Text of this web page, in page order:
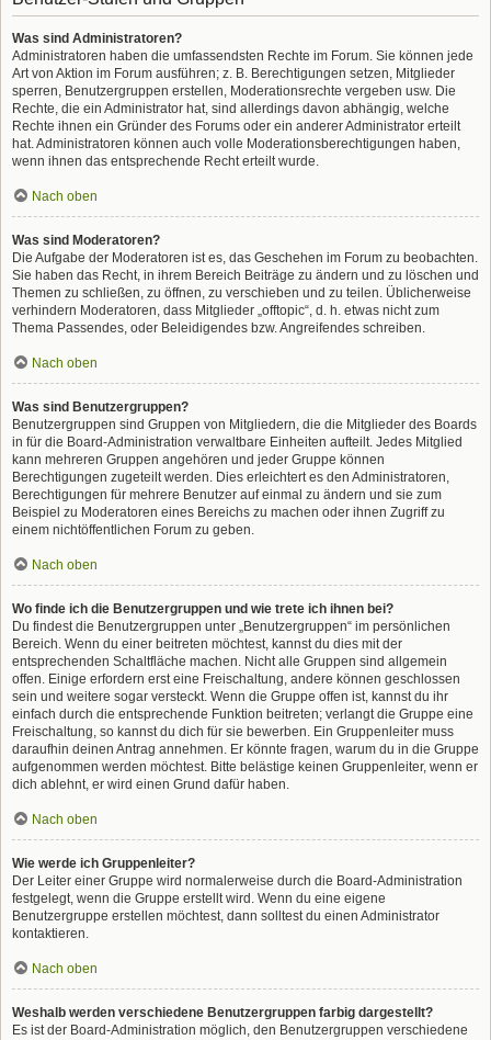
Was sind Administratoren?
Administratoren haben die umfassendsten Rechte im Forum. Sie können jede
Art von Aktion im Forum ausführen; z. B. Berechtigungen setzen, Mitglieder
sperren, Benutzergruppen erstellen, Moderationsrechte vergeben usw. Die
Rechte, die ein Administrator hat, sind allerdings davon abhängig, welche
Rechte ihnen ein Gründer des Forums oder ein anderer Administrator erteilt
hat. Administratoren können auch volle Moderationsberechtigungen haben,
wenn ihnen das entsprechende Recht erteilt wurde.
Nach oben
Was sind Moderatoren?
Die Aufgabe der Moderatoren ist es, das Geschehen im Forum zu beobachten.
Sie haben das Recht, in ihrem Bereich Beiträge zu ändern und zu löschen und
Themen zu schließen, zu öffnen, zu verschieben und zu teilen. Üblicherweise
verhindern Moderatoren, dass Mitglieder „offtopic“, d. h. etwas nicht zum
Thema Passendes, oder Beleidigendes bzw. Angreifendes schreiben.
Nach oben
Was sind Benutzergruppen?
Benutzergruppen sind Gruppen von Mitgliedern, die die Mitglieder des Boards
in für die Board-Administration verwaltbare Einheiten aufteilt. Jedes Mitglied
kann mehreren Gruppen angehören und jeder Gruppe können
Berechtigungen zugeteilt werden. Dies erleichtert es den Administratoren,
Berechtigungen für mehrere Benutzer auf einmal zu ändern und sie zum
Beispiel zu Moderatoren eines Bereichs zu machen oder ihnen Zugriff zu
einem nichtöffentlichen Forum zu geben.
Nach oben
Wo finde ich die Benutzergruppen und wie trete ich ihnen bei?
Du findest die Benutzergruppen unter „Benutzergruppen“ im persönlichen
Bereich. Wenn du einer beitreten möchtest, kannst du dies mit der
entsprechenden Schaltfläche machen. Nicht alle Gruppen sind allgemein
offen. Einige erfordern erst eine Freischaltung, andere können geschlossen
sein und weitere sogar versteckt. Wenn die Gruppe offen ist, kannst du ihr
einfach durch die entsprechende Funktion beitreten; verlangt die Gruppe eine
Freischaltung, so kannst du dich für sie bewerben. Ein Gruppenleiter muss
daraufhin deinen Antrag annehmen. Er könnte fragen, warum du in die Gruppe
aufgenommen werden möchtest. Bitte belästige keinen Gruppenleiter, wenn er
dich ablehnt, er wird einen Grund dafür haben.
Nach oben
Wie werde ich Gruppenleiter?
Der Leiter einer Gruppe wird normalerweise durch die Board-Administration
festgelegt, wenn die Gruppe erstellt wird. Wenn du eine eigene
Benutzergruppe erstellen möchtest, dann solltest du einen Administrator
kontaktieren.
Nach oben
Weshalb werden verschiedene Benutzergruppen farbig dargestellt?
Es ist der Board-Administration möglich, den Benutzergruppen verschiedene